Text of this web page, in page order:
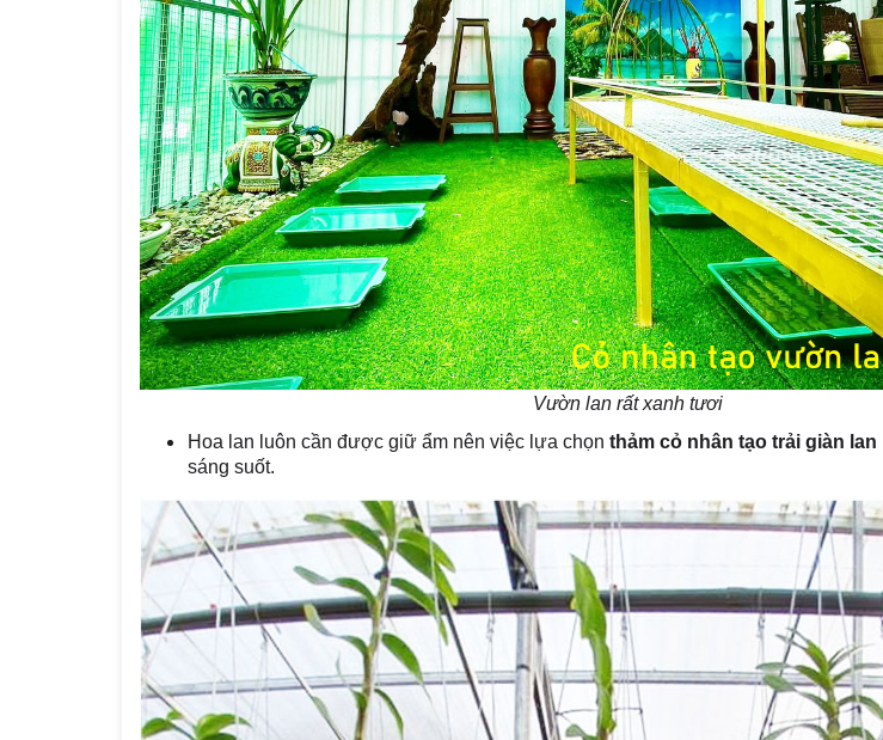
Vườn lan rất xanh tươi
Hoa lan luôn cần được giữ ẩm nên việc lựa chọn thảm cỏ nhân tạo trải giàn lan
sáng suốt.